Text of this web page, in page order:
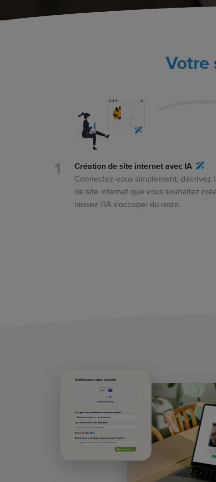
Votre
Création de site internet avec IA
Connectez-vous simplement, décrivez
de site internet que vous souhaitez
laissez l'IA s'occuper du reste.
Définissez votre activité
Contenu pré-rempli
Quel genre de projet êtes-vous en train de réaliser ?
Quel est le nom de votre entreprise?
Situé à Canada Éditer
Qu’est-ce qui rend votre entreprise unique ? (facultatif)
Étape suivante